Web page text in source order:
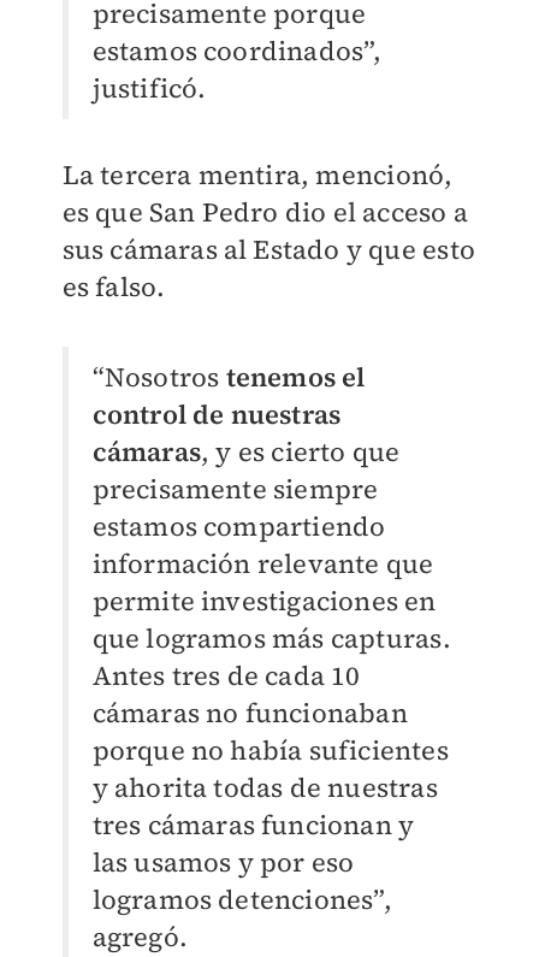
precisamente porque
estamos coordinados”,
justificó.
La tercera mentira, mencionó,
es que San Pedro dio el acceso a
sus cámaras al Estado y que esto
es falso.
“Nosotros tenemos el
control de nuestras
cámaras, y es cierto que
precisamente siempre
estamos compartiendo
información relevante que
permite investigaciones en
que logramos más capturas.
Antes tres de cada 10
cámaras no funcionaban
porque no había suficientes
y ahorita todas de nuestras
tres cámaras funcionan y
las usamos y por eso
logramos detenciones”,
agregó.